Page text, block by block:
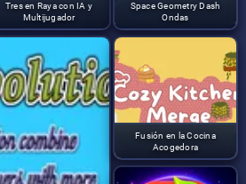
Tres en Raya con IA y
Multijugador
Space Geometry Dash
Ondas
Fusión en la Cocina
Acogedora